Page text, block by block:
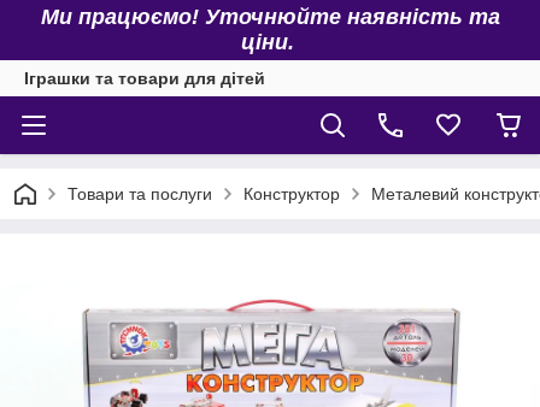
Ми працюємо! Уточнюйте наявність та
ціни.
Іграшки та товари для дітей
Товари та послуги Конструктор Металевий